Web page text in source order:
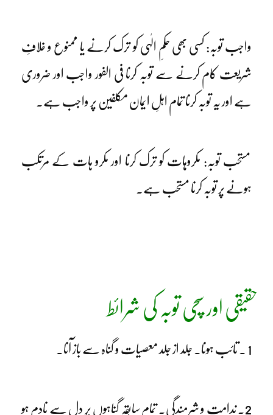
واجب توبہ: کسی بھی حکمِ الٰہی کو ترک کرنے یا ممنوع و خلافِ
شریعت کام کرنے سے توبہ کرنا فی الفور واجب اور ضروری
ہے اور یہ توبہ کرنا تمام اہلِ ایمان مکلفین پر واجب ہے۔
مستحب توبہ: مکروہات کو ترک کرنا اور مکرو ہات کے مرتکب
ہونے پر توبہ کرنا مستحب ہے۔
حقیقی اور سچی توبہ کی شرائط
1 ۔ تائب ہونا۔ جلد از جلد معصیات و گناہ سے باز آنا۔
2۔ ندامت و شرمندگی۔ تمام سابقہ گناہوں پر دل سے نادم ہو